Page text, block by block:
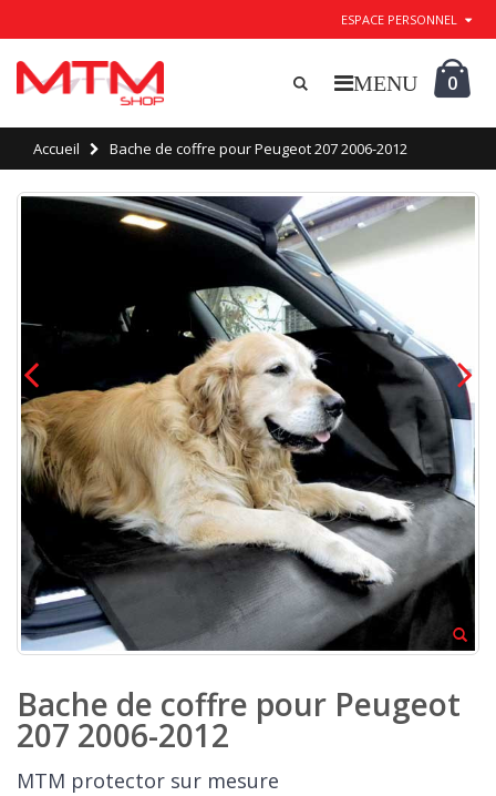
ESPACE PERSONNEL
0
Accueil Bache de coffre pour Peugeot 207 2006-2012
Bache de coffre pour Peugeot
207 2006-2012
MTM protector sur mesure